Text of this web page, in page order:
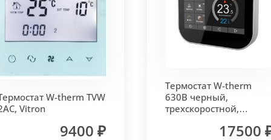
- золото, бронза, чёрный, серебро (без доплат)
решетки - 13мм.Может быть изменена на 10 или 18
W-therm TVW
Vitron
9400 ₽
Термостат W-therm
630В черный,
трехскоростной,
17500